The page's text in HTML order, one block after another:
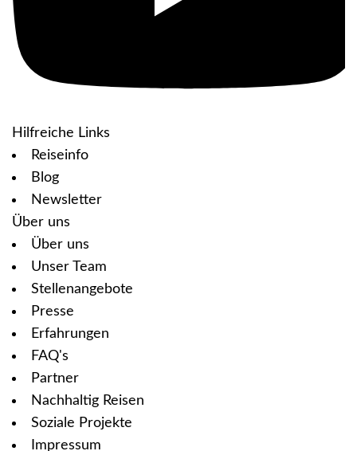
Hilfreiche Links
Reiseinfo
Blog
Newsletter
Über uns
Über uns
Unser Team
Stellenangebote
Presse
Erfahrungen
FAQ's
Partner
Nachhaltig Reisen
Soziale Projekte
Impressum